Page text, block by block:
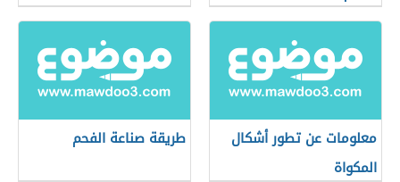
معلومات عن تطور أشكال
المكواة
طريقة صناعة الفحم